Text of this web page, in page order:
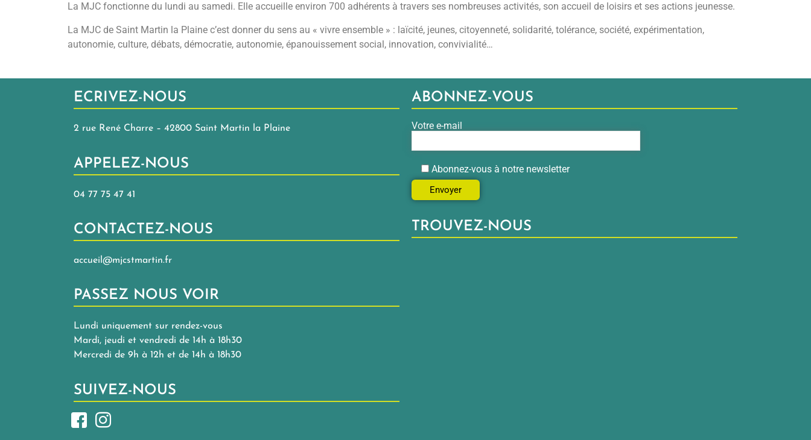
La MJC fonctionne du lundi au samedi. Elle accueille environ 700 adhérents à travers ses nombreuses activités, son accueil de loisirs et ses actions jeunesse.
La MJC de Saint Martin la Plaine c’est donner du sens au « vivre ensemble » : laïcité, jeunes, citoyenneté, solidarité, tolérance, société, expérimentation,
autonomie, culture, débats, démocratie, autonomie, épanouissement social, innovation, convivialité…
ECRIVEZ-NOUS
2 rue René Charre – 42800 Saint Martin la Plaine
APPELEZ-NOUS
04 77 75 47 41
CONTACTEZ-NOUS
accueil@mjcstmartin.fr
PASSEZ NOUS VOIR
Lundi uniquement sur rendez-vous
Mardi, jeudi et vendredi de 14h à 18h30
Mercredi de 9h à 12h et de 14h à 18h30
SUIVEZ-NOUS
ABONNEZ-VOUS
Votre e-mail
Abonnez-vous à notre newsletter
TROUVEZ-NOUS